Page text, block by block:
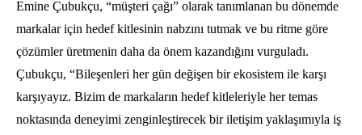
Emine Çubukçu, “müşteri çağı” olarak tanımlanan bu dönemde
markalar için hedef kitlesinin nabzını tutmak ve bu ritme göre
çözümler üretmenin daha da önem kazandığını vurguladı.
Çubukçu, “Bileşenleri her gün değişen bir ekosistem ile karşı
karşıyayız. Bizim de markaların hedef kitleleriyle her temas
noktasında deneyimi zenginleştirecek bir iletişim yaklaşımıyla iş